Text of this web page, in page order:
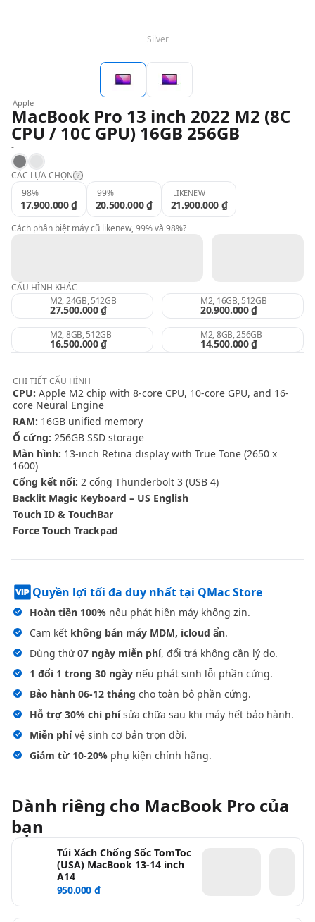
Silver
Apple
MacBook Pro 13 inch 2022 M2 (8C
CPU / 10C GPU) 16GB 256GB
-
Space Gray
Silver
CÁC LỰA CHỌN
Likenew:
98%:
98%
17.900.000 ₫
99%
20.500.000 ₫
LIKENEW
21.900.000 ₫
Cách phân biệt máy cũ likenew, 99% và 98%?
CẤU HÌNH KHÁC
M2, 24GB, 512GB
27.500.000 ₫
M2, 16GB, 512GB
20.900.000 ₫
M2, 8GB, 512GB
16.500.000 ₫
M2, 8GB, 256GB
14.500.000 ₫
CHI TIẾTCẤU HÌNH
CPU: Apple M2 chip with 8-core CPU, 10-core GPU, and 16-
core Neural Engine
RAM: 16GB unified memory
Ổ cứng: 256GB SSD storage
Màn hình: 13-inch Retina display with True Tone (2650 x
1600)
Cổng kết nối: 2 cổng Thunderbolt 3 (USB 4)
Backlit Magic Keyboard – US English
Touch ID & TouchBar
Force Touch Trackpad
Quyền lợi tối đa duy nhất tại QMac Store
Hoàn tiền 100% nếu phát hiện máy không zin.
Cam kết không bán máy MDM, icloud ẩn.
Dùng thử07 ngày miễn phí, đổi trả không cần lý do.
1 đổi 1 trong 30 ngày nếu phát sinh lỗi phần cứng.
Bảo hành 06-12 tháng cho toàn bộ phần cứng.
Hỗ trợ 30% chi phísửa chữa sau khi máy hết bảo hành.
Miễn phívệ sinh cơ bản trọn đời.
Giảm từ 10-20% phụ kiện chính hãng.
Dành riêng cho MacBook Pro của
bạn
Túi Xách Chống Sốc TomToc
(USA) MacBook 13-14 inch
A14
950.000 ₫